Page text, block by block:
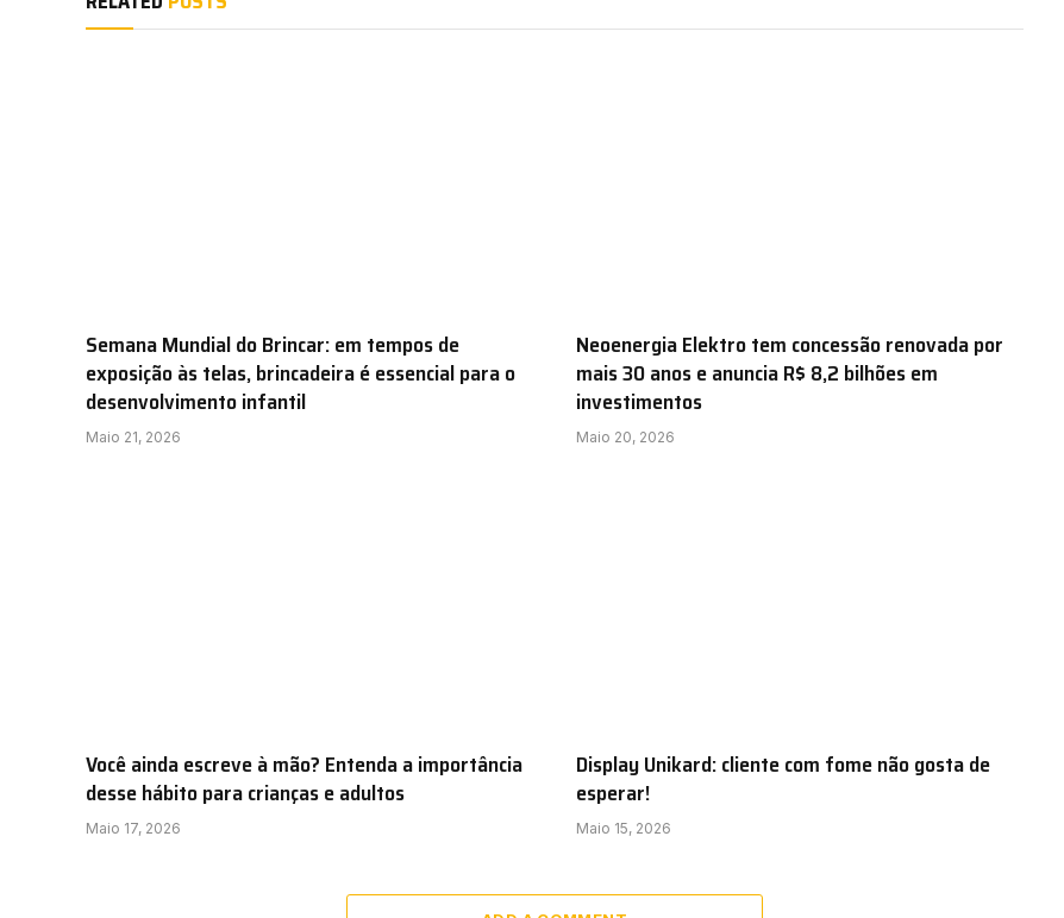
Semana Mundial do Brincar: em tempos de
exposição às telas, brincadeira é essencial para o
desenvolvimento infantil
Maio 21, 2026
Neoenergia Elektro tem concessão renovada por
mais 30 anos e anuncia R$ 8,2 bilhões em
investimentos
Maio 20, 2026
Você ainda escreve à mão? Entenda a importância
desse hábito para crianças e adultos
Maio 17, 2026
Display Unikard: cliente com fome não gosta de
esperar!
Maio 15, 2026